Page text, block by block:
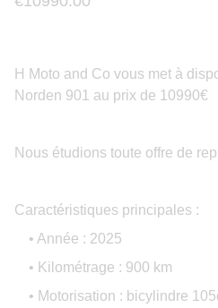
H Moto and Co vous met à
Norden 901 au prix de 10990€
Nous étudions toute offre de
Caractéristiques principales :
• Année : 2025
• Kilométrage : 900 km
• Motorisation : bicylindre